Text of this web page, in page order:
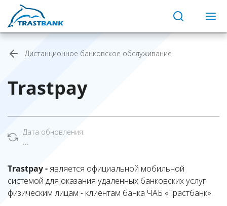
Дистанционное банковское обслуживание
Trastpay
Дата обновления:
...
Trastpay - является официальной мобильной
системой для оказания удаленных банковских услуг
физическим лицам - клиентам банка ЧАБ «Трастбанк».